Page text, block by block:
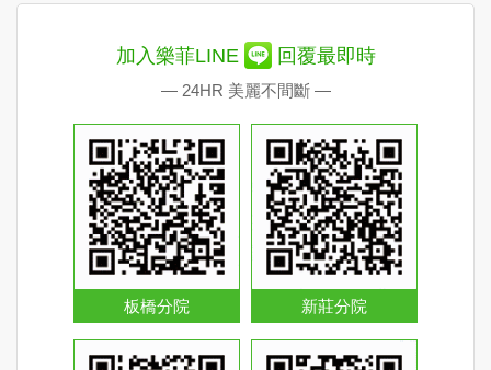
加入樂菲LINE 回覆最即時
— 24HR 美麗不間斷 —
板橋分院 新莊分院